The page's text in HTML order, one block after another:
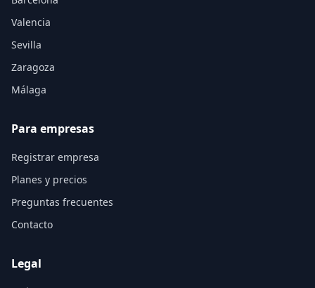
Valencia
Sevilla
Zaragoza
Málaga
Para empresas
Registrar empresa
Planes y precios
Preguntas frecuentes
Contacto
Legal